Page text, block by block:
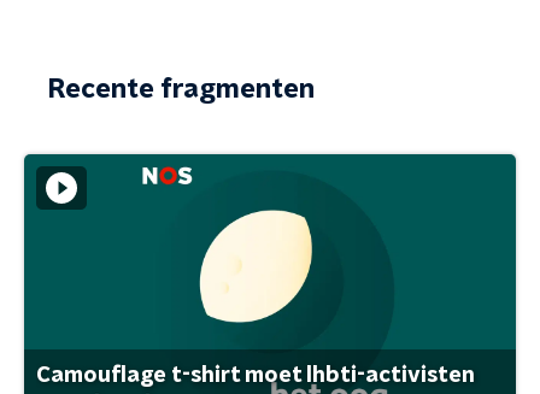
Recente fragmenten
Camouflage t-shirt moet lhbti-activisten